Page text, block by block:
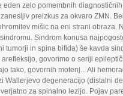
eden zelo pomembnih
preizkus za okvaro ZMN.
mišic na eni strani obraza.
Sindrom konusa
tumorji in spina bifida) še kavda
,govorimo o seriji
tako,govornih motenj... Ali
Wallerjevo degeneracijo (distalni
za spinalno lezijo. Pojav